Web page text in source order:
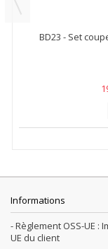
BD23 - Set
Informations
- Règlement OSS-UE
UE du client